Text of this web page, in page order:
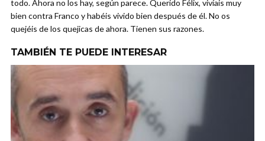
todo. Ahora no los hay, según parece. Querido Félix, vivíais muy
bien contra Franco y habéis vivido bien después de él. No os
quejéis de los quejicas de ahora. Tienen sus razones.
TAMBIÉN TE PUEDE INTERESAR